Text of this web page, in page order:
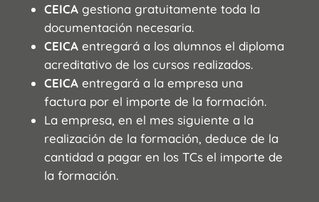
CEICA gestiona gratuitamente toda la
documentación necesaria.
CEICA entregará a los alumnos el diploma
acreditativo de los cursos realizados.
CEICA entregará a la empresa una
factura por el importe de la formación.
La empresa, en el mes siguiente a la
realización de la formación, deduce de la
cantidad a pagar en los TCs el importe de
la formación.